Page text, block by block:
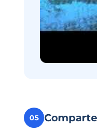
05 Comparte